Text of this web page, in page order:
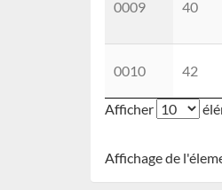
0009 40
0010 42
Afficher
Affichage de